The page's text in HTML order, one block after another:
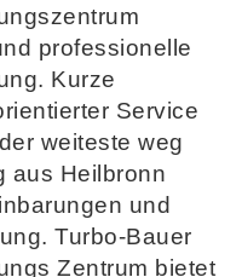
professionelle
Kurze
Service
weiteste weg
aus Heilbronn
und
Turbo-Bauer
Zentrum bietet